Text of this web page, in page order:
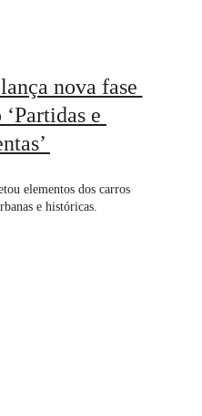
nova fase
e
elementos dos carros
e históricas.